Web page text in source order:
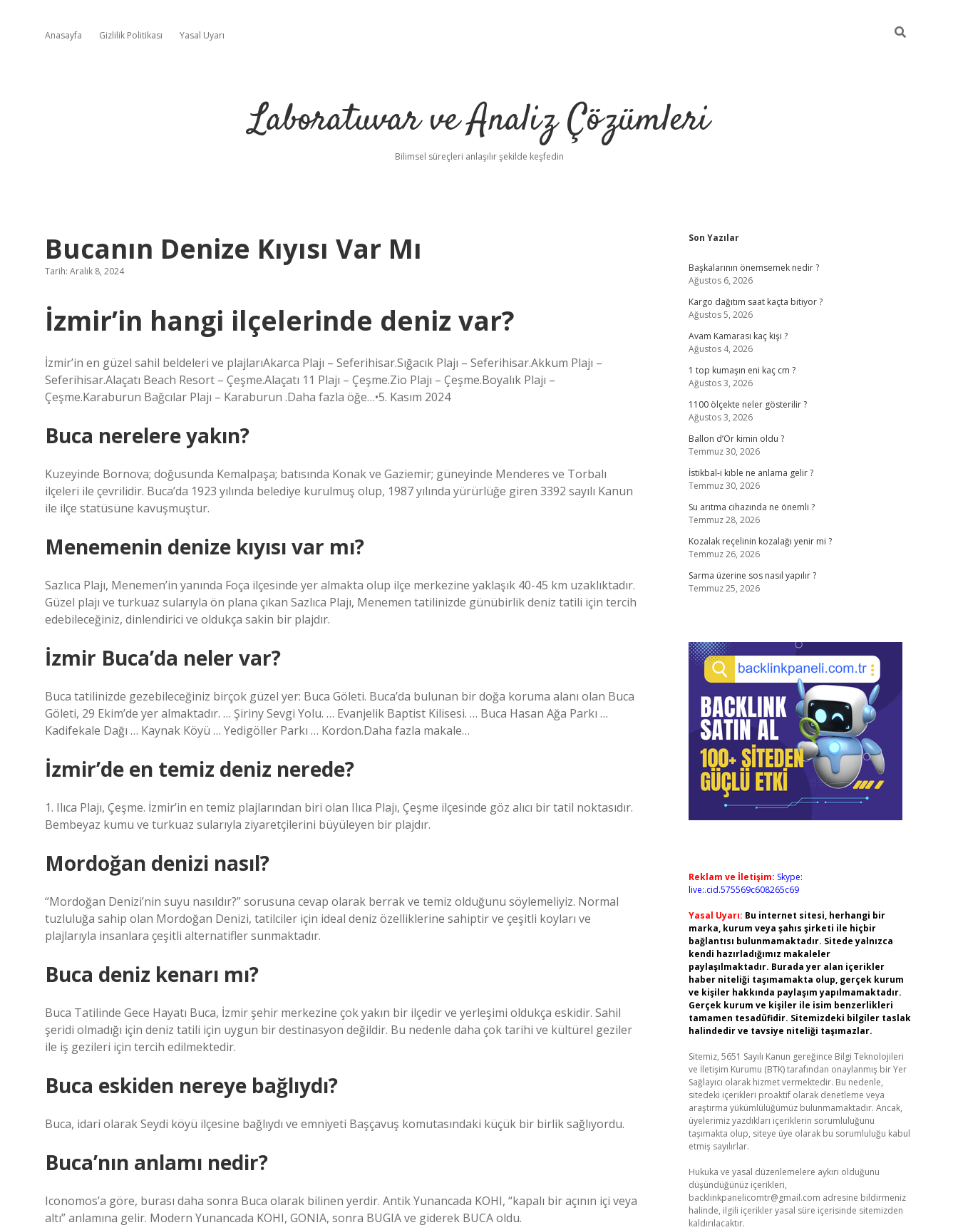
Anasayfa Gizlilik Politikası Yasal Uyarı
Laboratuvar ve Analiz Çözümleri
Bilimsel süreçleri anlaşılır şekilde keşfedin
Bucanın Denize Kıyısı Var Mı
Tarih: Aralık 8, 2024
İzmir’in hangi ilçelerinde deniz var?
İzmir’in en güzel sahil beldeleri ve plajlarıAkarca Plajı – Seferihisar.Sığacık Plajı – Seferihisar.Akkum Plajı –
Seferihisar.Alaçatı Beach Resort – Çeşme.Alaçatı 11 Plajı – Çeşme.Zio Plajı – Çeşme.Boyalık Plajı –
Çeşme.Karaburun Bağcılar Plajı – Karaburun .Daha fazla öğe…•5. Kasım 2024
Buca nerelere yakın?
Kuzeyinde Bornova; doğusunda Kemalpaşa; batısında Konak ve Gaziemir; güneyinde Menderes ve Torbalı
ilçeleri ile çevrilidir. Buca’da 1923 yılında belediye kurulmuş olup, 1987 yılında yürürlüğe giren 3392 sayılı Kanun
ile ilçe statüsüne kavuşmuştur.
Menemenin denize kıyısı var mı?
Sazlıca Plajı, Menemen’in yanında Foça ilçesinde yer almakta olup ilçe merkezine yaklaşık 40-45 km uzaklıktadır.
Güzel plajı ve turkuaz sularıyla ön plana çıkan Sazlıca Plajı, Menemen tatilinizde günübirlik deniz tatili için tercih
edebileceğiniz, dinlendirici ve oldukça sakin bir plajdır.
İzmir Buca’da neler var?
Buca tatilinizde gezebileceğiniz birçok güzel yer: Buca Göleti. Buca’da bulunan bir doğa koruma alanı olan Buca
Göleti, 29 Ekim’de yer almaktadır. … Şiriny Sevgi Yolu. … Evanjelik Baptist Kilisesi. … Buca Hasan Ağa Parkı …
Kadifekale Dağı … Kaynak Köyü … Yedigöller Parkı … Kordon.Daha fazla makale…
İzmir’de en temiz deniz nerede?
1. Ilıca Plajı, Çeşme. İzmir’in en temiz plajlarından biri olan Ilıca Plajı, Çeşme ilçesinde göz alıcı bir tatil noktasıdır.
Bembeyaz kumu ve turkuaz sularıyla ziyaretçilerini büyüleyen bir plajdır.
Mordoğan denizi nasıl?
“Mordoğan Denizi’nin suyu nasıldır?” sorusuna cevap olarak berrak ve temiz olduğunu söylemeliyiz. Normal
tuzluluğa sahip olan Mordoğan Denizi, tatilciler için ideal deniz özelliklerine sahiptir ve çeşitli koyları ve
plajlarıyla insanlara çeşitli alternatifler sunmaktadır.
Buca deniz kenarı mı?
Buca Tatilinde Gece Hayatı Buca, İzmir şehir merkezine çok yakın bir ilçedir ve yerleşimi oldukça eskidir. Sahil
şeridi olmadığı için deniz tatili için uygun bir destinasyon değildir. Bu nedenle daha çok tarihi ve kültürel geziler
ile iş gezileri için tercih edilmektedir.
Buca eskiden nereye bağlıydı?
Buca, idari olarak Seydi köyü ilçesine bağlıydı ve emniyeti Başçavuş komutasındaki küçük bir birlik sağlıyordu.
Buca’nın anlamı nedir?
Iconomos’a göre, burası daha sonra Buca olarak bilinen yerdir. Antik Yunancada KOHI, “kapalı bir açının içi veya
altı” anlamına gelir. Modern Yunancada KOHI, GONIA, sonra BUGIA ve giderek BUCA oldu.
Sidebar
Son Yazılar
Başkalarının önemsemek nedir ?
Ağustos 6, 2026
Kargo dağıtım saat kaçta bitiyor ?
Ağustos 5, 2026
Avam Kamarası kaç kişi ?
Ağustos 4, 2026
1 top kumaşın eni kaç cm ?
Ağustos 3, 2026
1100 ölçekte neler gösterilir ?
Ağustos 3, 2026
Ballon d’Or kimin oldu ?
Temmuz 30, 2026
İstikbal-i kıble ne anlama gelir ?
Temmuz 30, 2026
Su arıtma cihazında ne önemli ?
Temmuz 28, 2026
Kozalak reçelinin kozalağı yenir mi ?
Temmuz 26, 2026
Sarma üzerine sos nasıl yapılır ?
Temmuz 25, 2026
Reklam ve İletişim: Skype:
live:.cid.575569c608265c69
Yasal Uyarı: Bu internet sitesi, herhangi bir
marka, kurum veya şahıs şirketi ile hiçbir
bağlantısı bulunmamaktadır. Sitede yalnızca
kendi hazırladığımız makaleler
paylaşılmaktadır. Burada yer alan içerikler
haber niteliği taşımamakta olup, gerçek kurum
ve kişiler hakkında paylaşım yapılmamaktadır.
Gerçek kurum ve kişiler ile isim benzerlikleri
tamamen tesadüfidir. Sitemizdeki bilgiler taslak
halindedir ve tavsiye niteliği taşımazlar.
Sitemiz, 5651 Sayılı Kanun gereğince Bilgi Teknolojileri
ve İletişim Kurumu (BTK) tarafından onaylanmış bir Yer
Sağlayıcı olarak hizmet vermektedir. Bu nedenle,
sitedeki içerikleri proaktif olarak denetleme veya
araştırma yükümlülüğümüz bulunmamaktadır. Ancak,
üyelerimiz yazdıkları içeriklerin sorumluluğunu
taşımakta olup, siteye üye olarak bu sorumluluğu kabul
etmiş sayılırlar.
Hukuka ve yasal düzenlemelere aykırı olduğunu
düşündüğünüz içerikleri,
backlinkpanelicomtr@gmail.com adresine bildirmeniz
halinde, ilgili içerikler yasal süre içerisinde sitemizden
kaldırılacaktır.